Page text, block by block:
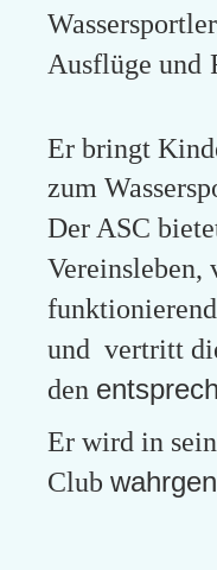
Ausflüge und
Er bringt
zum
Der ASC
Vereinsleben,
und vertritt
den
Er wird in
Club